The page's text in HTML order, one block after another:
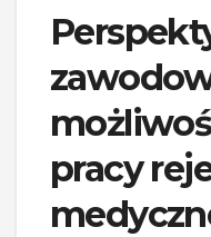
pracy